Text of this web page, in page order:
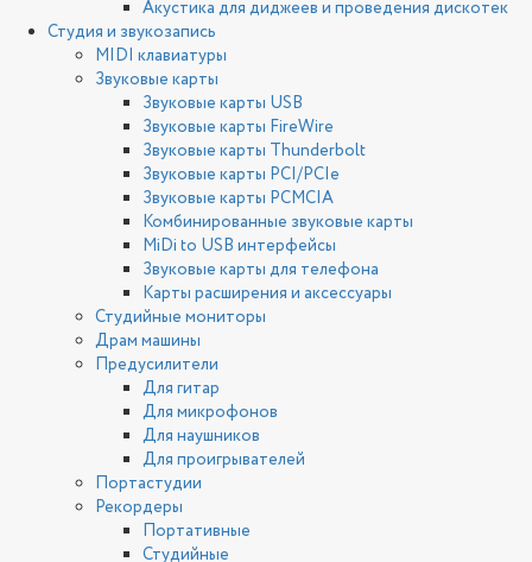
Акустика для диджеев и проведения дискотек
Студия и звукозапись
MIDI клавиатуры
Звуковые карты
Звуковые карты USB
Звуковые карты FireWire
Звуковые карты Thunderbolt
Звуковые карты PCI/PCIe
Звуковые карты PCMCIA
Комбинированные звуковые карты
MiDi to USB интерфейсы
Звуковые карты для телефона
Карты расширения и аксессуары
Студийные мониторы
Драм машины
Предусилители
Для гитар
Для микрофонов
Для наушников
Для проигрывателей
Портастудии
Рекордеры
Портативные
Студийные